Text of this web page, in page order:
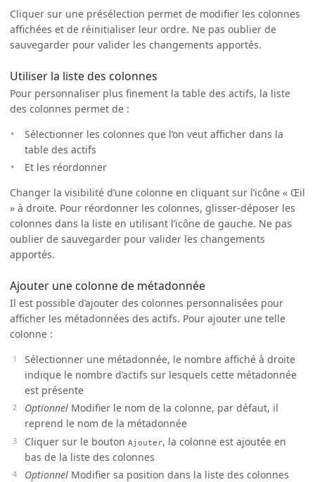
Cliquer sur une présélection permet de modifier les colonnes
affichées et de réinitialiser leur ordre. Ne pas oublier de
sauvegarder pour valider les changements apportés.
Utiliser la liste des colonnes
Pour personnaliser plus finement la table des actifs, la liste
des colonnes permet de :
Sélectionner les colonnes que l’on veut afficher dans la
table des actifs
Et les réordonner
Changer la visibilité d’une colonne en cliquant sur l’icône « Œil
» à droite. Pour réordonner les colonnes, glisser-déposer les
colonnes dans la liste en utilisant l’icône de gauche. Ne pas
oublier de sauvegarder pour valider les changements
apportés.
Ajouter une colonne de métadonnée
Il est possible d’ajouter des colonnes personnalisées pour
afficher les métadonnées des actifs. Pour ajouter une telle
colonne :
Sélectionner une métadonnée, le nombre affiché à droite
indique le nombre d’actifs sur lesquels cette métadonnée
est présente
Optionnel Modifier le nom de la colonne, par défaut, il
reprend le nom de la métadonnée
Cliquer sur le bouton Ajouter, la colonne est ajoutée en
bas de la liste des colonnes
Optionnel Modifier sa position dans la liste des colonnes